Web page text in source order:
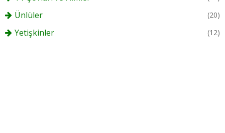
Ünlüler (20)
Yetişkinler (12)